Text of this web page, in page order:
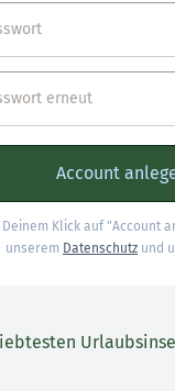
erneut
Account
Deinem Klick auf "Account
unserem Datenschutz und